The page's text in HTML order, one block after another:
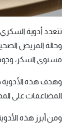
تتعدد أدوية
وحالة المريض
مستوى السكر،
وهدف هذه
المضاعفات على
ومن أبرز هذه